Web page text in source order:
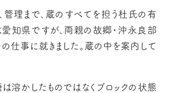
管理まで、蔵のすべてを担う杜氏の有
愛知県ですが、両親の故郷・沖永良部
仕事に就きました。蔵の中を案内して
溶かしたものではなくブロックの状態